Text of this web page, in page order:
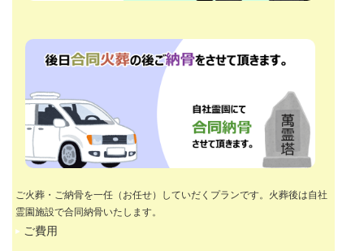
ご火葬・ご納骨を一任（お任せ）していだくプランです。火葬後は自社
霊園施設で合同納骨いたします。
ご費用